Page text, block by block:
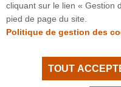
Plan du site
Tous droits
cliquant sur le lien « Gestion
pied de page du site.
Politique de gestion des
TOUT